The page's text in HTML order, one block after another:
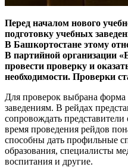
Перед началом нового
подготовку учебных
В Башкортостане этому
В партийной организации
провести проверку и
необходимости. Проверки
Для проверок выбрана
заведениям. В рейдах
сопровождать
время проведения рейдов
способны дать профильные
образования, специалисты
воспитания и другие.